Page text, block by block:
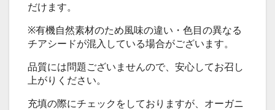
だけます。
※有機自然素材のため風味の違い・色目の異なる
チアシードが混入している場合がございます。
品質には問題ございませんので、安心してお召し
上がりください。
充填の際にチェックをしておりますが、オーガニ